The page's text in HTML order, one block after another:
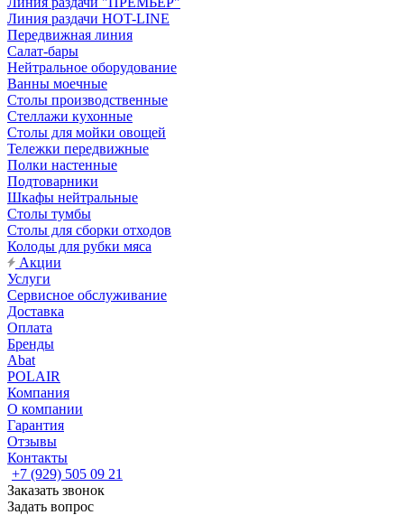
Линия раздачи HOT-LINE
Передвижная линия
Салат-бары
Нейтральное оборудование
Ванны моечные
Столы производственные
Стеллажи кухонные
Столы для мойки овощей
Тележки передвижные
Полки настенные
Подтоварники
Шкафы нейтральные
Столы тумбы
Столы для сборки отходов
Колоды для рубки мяса
Акции
Услуги
Сервисное обслуживание
Доставка
Оплата
Бренды
Abat
POLAIR
Компания
О компании
Гарантия
Отзывы
Контакты
+7 (929) 505 09 21
Заказать звонок
Задать вопрос